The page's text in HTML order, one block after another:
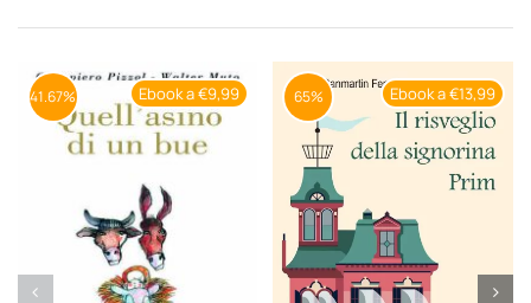
Ebook a €9,99
41.67% Ebook a €13,99
65%